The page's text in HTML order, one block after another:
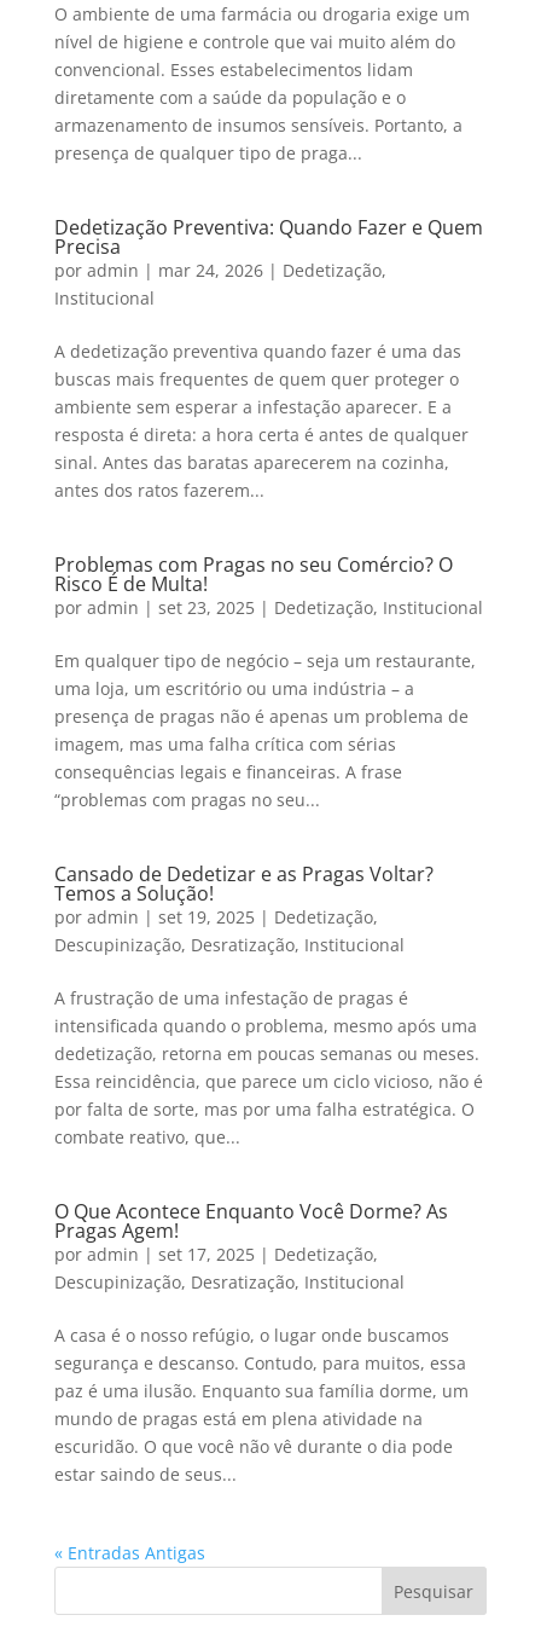
O ambiente de uma farmácia ou drogaria exige um
nível de higiene e controle que vai muito além do
convencional. Esses estabelecimentos lidam
diretamente com a saúde da população e o
armazenamento de insumos sensíveis. Portanto, a
presença de qualquer tipo de praga...
Dedetização Preventiva: Quando Fazer e Quem
Precisa
por admin | mar 24, 2026| Dedetização,
Institucional
A dedetização preventiva quando fazer é uma das
buscas mais frequentes de quem quer proteger o
ambiente sem esperar a infestação aparecer. E a
resposta é direta: a hora certa é antes de qualquer
sinal. Antes das baratas aparecerem na cozinha,
antes dos ratos fazerem...
Problemas com Pragas no seu Comércio? O
Risco É de Multa!
por admin | set 23, 2025| Dedetização, Institucional
Em qualquer tipo de negócio – seja um restaurante,
uma loja, um escritório ou uma indústria – a
presença de pragas não é apenas um problema de
imagem, mas uma falha crítica com sérias
consequências legais e financeiras. A frase
“problemas com pragas no seu...
Cansado de Dedetizar e as Pragas Voltar?
Temos a Solução!
por admin | set 19, 2025| Dedetização,
Descupinização, Desratização, Institucional
A frustração de uma infestação de pragas é
intensificada quando o problema, mesmo após uma
dedetização, retorna em poucas semanas ou meses.
Essa reincidência, que parece um ciclo vicioso, não é
por falta de sorte, mas por uma falha estratégica. O
combate reativo, que...
O Que Acontece Enquanto Você Dorme? As
Pragas Agem!
por admin | set 17, 2025| Dedetização,
Descupinização, Desratização, Institucional
A casa é o nosso refúgio, o lugar onde buscamos
segurança e descanso. Contudo, para muitos, essa
paz é uma ilusão. Enquanto sua família dorme, um
mundo de pragas está em plena atividade na
escuridão. O que você não vê durante o dia pode
estar saindo de seus...
« Entradas Antigas
Pesquisar